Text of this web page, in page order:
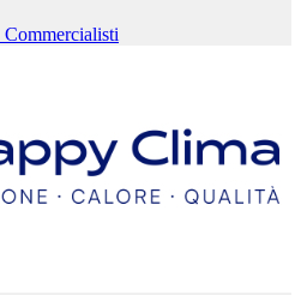
Commercialisti